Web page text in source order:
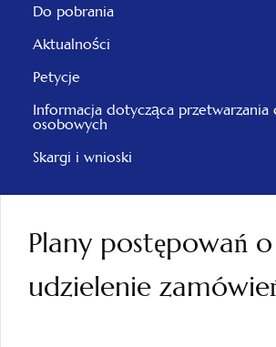
Do pobrania
Aktualności
Petycje
Informacja dotycząca przetwarzania
osobowych
Skargi i wnioski
Plany postępowań o
udzielenie